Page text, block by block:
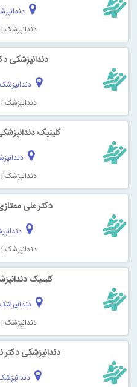
دندانپزشک
دندانپزشکی
دندانپزشک
کلینیک
دندانپزشک
دکتر علی
دندانپزشک
کلینیک
دندانپزشک
دندانپزشکی